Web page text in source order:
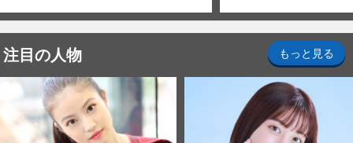
注目の人物 もっと見る